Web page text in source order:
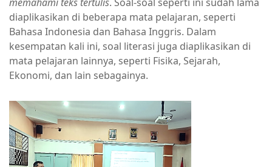
diaplikasikan di beberapa mata pelajaran, seperti
Bahasa Indonesia dan Bahasa Inggris. Dalam
kesempatan kali ini, soal literasi juga diaplikasikan di
mata pelajaran lainnya, seperti Fisika, Sejarah,
Ekonomi, dan lain sebagainya.